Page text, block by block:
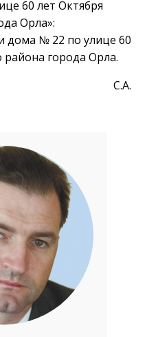
60 лет Октября
Орла»:
дома № 22 по улице 60
района города Орла.
Орла С.А.